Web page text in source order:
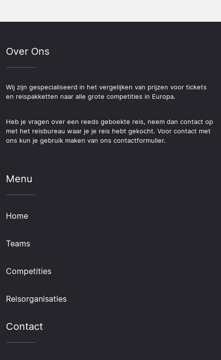
Over Ons
Wij zijn gespecialiseerd in het vergelijken van prijzen voor tickets
en reispakketten naar alle grote competities in Europa.
Heb je vragen over een reeds geboekte reis, neem dan contact op
met het reisbureau waar je je reis hebt gekocht. Voor contact met
ons kun je gebruik maken van ons contactformulier.
Menu
Home
Teams
Competities
Reisorganisaties
Contact